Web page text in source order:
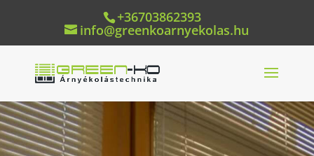
+36703862393
info@greenkoarnyekolas.hu